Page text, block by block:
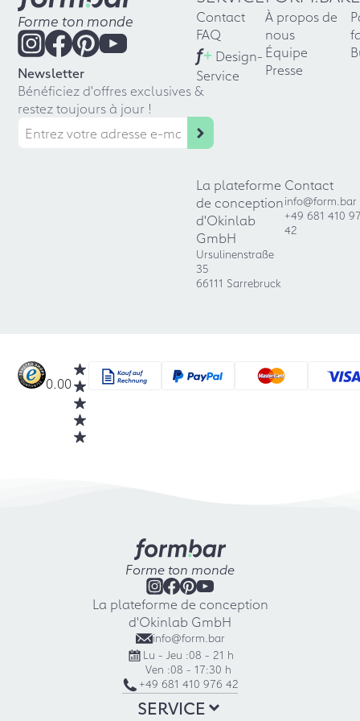
Forme ton monde
Newsletter
Bénéficiez d'offres exclusives &
restez toujours à jour !
Contact
FAQ
f+ Design-
Service
À propos de
nous
Équipe
Presse
La plateforme
de conception
d'Okinlab
GmbH
Ursulinenstraße
35
66111 Sarrebruck
Contact
info@form.bar
+49 681 410
42
0.00
Forme ton monde
La plateforme de conception
d'Okinlab GmbH
info@form.bar
Lu - Jeu :08 - 21 h
Ven :08 - 17:30 h
+49 681 410 976 42
SERVICE